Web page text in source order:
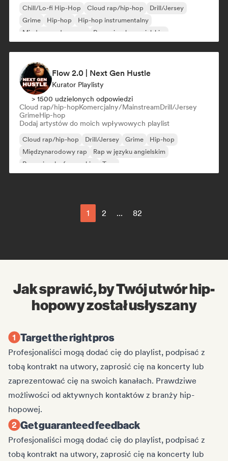
Chill/Lo-fi Hip-Hop Cloud rap/hip-hop
Drill/Jersey
Grime
Hip-hop
Hip-hop instrumentalny
Międzynarodowy rap
Rap w języku angielskim
Flow 2.0 | Next Gen Hustle
Kurator Playlisty
> 1500 udzielonych odpowiedzi
Cloud rap/hip-hopKomercjalny/MainstreamDrill/Jersey
GrimeHip-hop
Dodaj artystów do moich wpływowych playlist
Cloud rap/hip-hop Drill/Jersey Grime
Hip-hop
Międzynarodowy rap
Rap w języku angielskim
Rap w języku francuskim
Trap
1 2 ... 82
Jak sprawić, by Twój utwór hip-
hopowy został usłyszany
Target the right pros
Profesjonaliści mogą dodać cię do playlist, podpisać z
tobą kontrakt na utwory, zaprosić cię na koncerty lub
zaprezentować cię na swoich kanałach. Prawdziwe
możliwości od aktywnych kontaktów z branży hip-
hopowej.
Get guaranteed feedback
Profesjonaliści mogą dodać cię do playlist, podpisać z
tobą kontrakt na utwory, zaprosić cię na koncerty lub